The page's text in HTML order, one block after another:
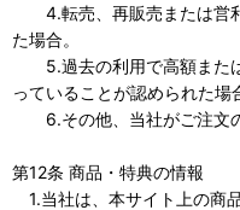
4.転売、再販売または営利
た場合。
5.過去の利用で高額また
っていることが認められた場
6.その他、当社がご注文の
第12条 商品・特典の情報
1.当社は、本サイト上の商